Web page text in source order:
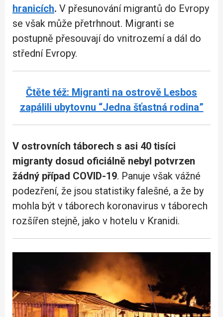
hranicích. V přesunování migrantů do Evropy
se však může přetrhnout. Migranti se
postupně přesouvají do vnitrozemí a dál do
střední Evropy.
Čtěte též: Migranti na ostrově Lesbos
zapálili ubytovnu “Jedna šťastná rodina”
V ostrovních táborech s asi 40 tisíci
migranty dosud oficiálně nebyl potvrzen
žádný případ COVID-19. Panuje však vážné
podezření, že jsou statistiky falešné, a že by
mohla být v táborech koronavirus v táborech
rozšířen stejně, jako v hotelu v Kranidi.